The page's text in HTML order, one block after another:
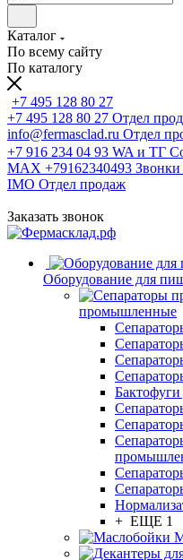
Каталог
По всему сайту
По каталогу
+7 495 128 80 27
+7 495 128 80 27 Отдел
info@fermasclad.ru Отдел
+7 916 234 04 93 WA и ТГ
MAX +79162340493
IMO Отдел продаж
Заказать звонок
Оборудование для
промышленные
+ ЕЩЕ 1